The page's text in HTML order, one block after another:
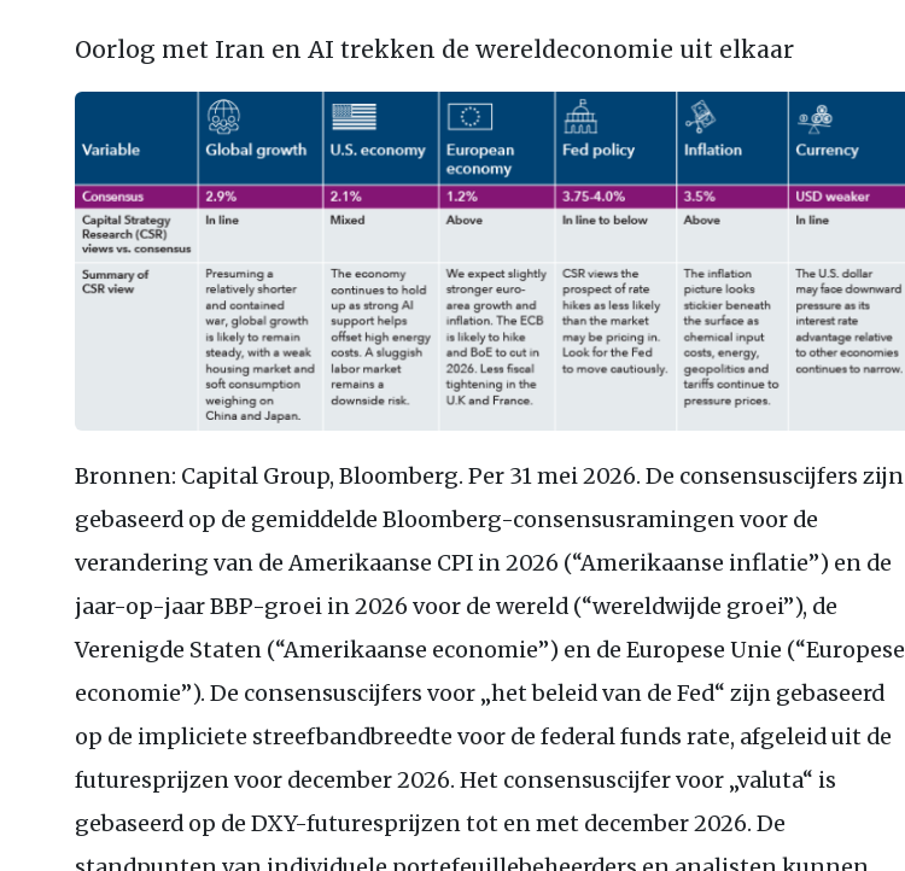
Oorlog met Iran en AI trekken de wereldeconomie uit elkaar
Bronnen: Capital Group, Bloomberg. Per 31 mei 2026. De consensuscijfers zijn
gebaseerd op de gemiddelde Bloomberg-consensusramingen voor de
verandering van de Amerikaanse CPI in 2026 (“Amerikaanse inflatie”) en de
jaar-op-jaar BBP-groei in 2026 voor de wereld (“wereldwijde groei”), de
Verenigde Staten (“Amerikaanse economie”) en de Europese Unie (“Europese
economie”). De consensuscijfers voor „het beleid van de Fed“ zijn gebaseerd
op de impliciete streefbandbreedte voor de federal funds rate, afgeleid uit de
futuresprijzen voor december 2026. Het consensuscijfer voor „valuta“ is
gebaseerd op de DXY-futuresprijzen tot en met december 2026. De